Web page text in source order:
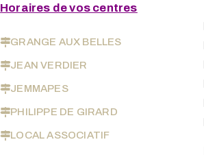
Horaires de vos centres
GRANGE AUX BELLES
JEAN VERDIER
JEMMAPES
PHILIPPE DE GIRARD
LOCAL ASSOCIATIF